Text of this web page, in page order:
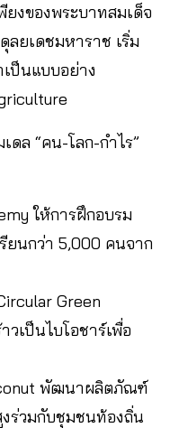
งของพระบาทสมเด็จ
ยเดชมหาราช เริ่ม
ป็นแบบอย่าง
ดล “คน-โลก-กำไร”
ให้การฝึกอบรม
ยนกว่า 5,000 คนจาก
Green
เป็นไบโอชาร์เพื่อ
พัฒนาผลิตภัณฑ์
ร่วมกับชุมชนท้องถิ่น